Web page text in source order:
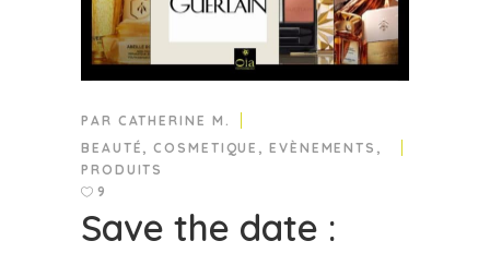
PAR CATHERINE M.
BEAUTÉ ,COSMETIQUE ,EVÈNEMENTS ,
PRODUITS
9
Save the date :